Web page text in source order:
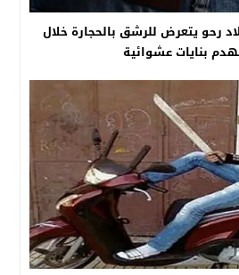
رحو يتعرض للرشق بالحجارة خلال
بنايات عشوائية